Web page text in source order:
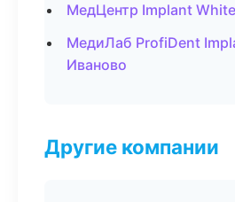
МедЦентр Implant
МедиЛаб ProfiDent
Иваново
Другие компании